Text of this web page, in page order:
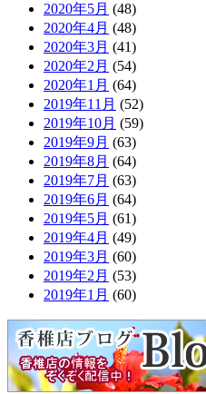
2020年5月 (48)
2020年4月 (48)
2020年3月 (41)
2020年2月 (54)
2020年1月 (64)
2019年11月 (52)
2019年10月 (59)
2019年9月 (63)
2019年8月 (64)
2019年7月 (63)
2019年6月 (64)
2019年5月 (61)
2019年4月 (49)
2019年3月 (60)
2019年2月 (53)
2019年1月 (60)